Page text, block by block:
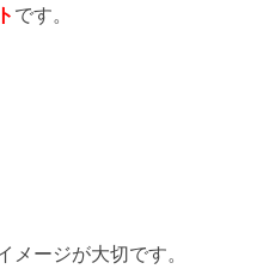
です。
ージが大切です。